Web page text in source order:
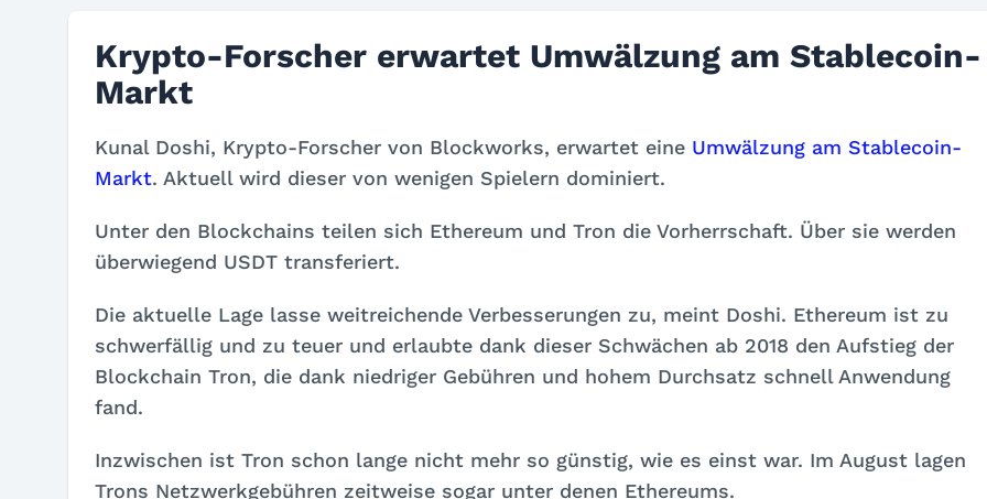
Krypto-Forscher erwartet Umwälzung am Stablecoin-
Markt
Kunal Doshi, Krypto-Forscher von Blockworks, erwartet eine Umwälzung am Stablecoin-
Markt. Aktuell wird dieser von wenigen Spielern dominiert.
Unter den Blockchains teilen sich Ethereum und Tron die Vorherrschaft. Über sie werden
überwiegend USDT transferiert.
Die aktuelle Lage lasse weitreichende Verbesserungen zu, meint Doshi. Ethereum ist zu
schwerfällig und zu teuer und erlaubte dank dieser Schwächen ab 2018 den Aufstieg der
Blockchain Tron, die dank niedriger Gebühren und hohem Durchsatz schnell Anwendung
fand.
Inzwischen ist Tron schon lange nicht mehr so günstig, wie es einst war. Im August lagen
Trons Netzwerkgebühren zeitweise sogar unter denen Ethereums.